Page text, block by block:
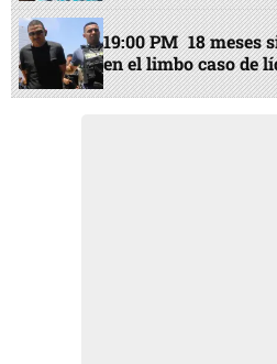
19:00 PM 18 meses
en el limbo caso de